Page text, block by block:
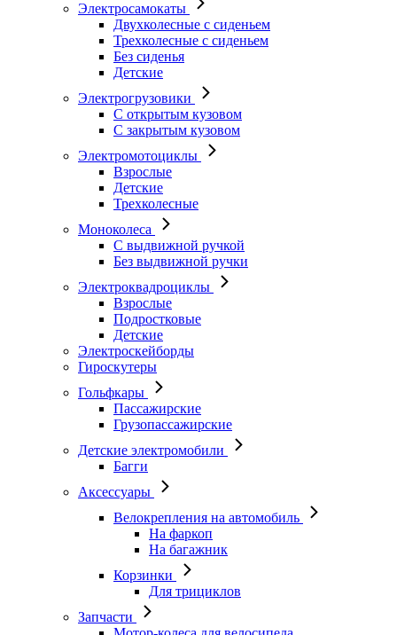
Электросамокаты
Двухколесные с сиденьем
Трехколесные с сиденьем
Без сиденья
Детские
Электрогрузовики
С открытым кузовом
С закрытым кузовом
Электромотоциклы
Взрослые
Детские
Трехколесные
Моноколеса
С выдвижной ручкой
Без выдвижной ручки
Электроквадроциклы
Взрослые
Подростковые
Детские
Электроскейборды
Гироскутеры
Гольфкары
Пассажирские
Грузопассажирские
Детские электромобили
Багги
Аксессуары
Велокрепления на автомобиль
На фаркоп
На багажник
Корзинки
Для трициклов
Запчасти